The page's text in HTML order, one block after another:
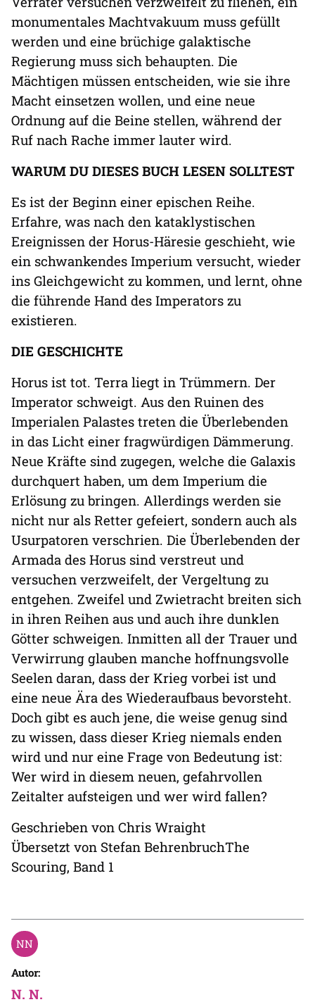
monumentales Machtvakuum muss gefüllt
werden und eine brüchige galaktische
Regierung muss sich behaupten. Die
Mächtigen müssen entscheiden, wie sie ihre
Macht einsetzen wollen, und eine neue
Ordnung auf die Beine stellen, während der
Ruf nach Rache immer lauter wird.
WARUM DU DIESES BUCH LESEN SOLLTEST
Es ist der Beginn einer epischen Reihe.
Erfahre, was nach den kataklystischen
Ereignissen der Horus-Häresie geschieht, wie
ein schwankendes Imperium versucht, wieder
ins Gleichgewicht zu kommen, und lernt, ohne
die führende Hand des Imperators zu
existieren.
DIE GESCHICHTE
Horus ist tot. Terra liegt in Trümmern. Der
Imperator schweigt. Aus den Ruinen des
Imperialen Palastes treten die Überlebenden
in das Licht einer fragwürdigen Dämmerung.
Neue Kräfte sind zugegen, welche die Galaxis
durchquert haben, um dem Imperium die
Erlösung zu bringen. Allerdings werden sie
nicht nur als Retter gefeiert, sondern auch als
Usurpatoren verschrien. Die Überlebenden der
Armada des Horus sind verstreut und
versuchen verzweifelt, der Vergeltung zu
entgehen. Zweifel und Zwietracht breiten sich
in ihren Reihen aus und auch ihre dunklen
Götter schweigen. Inmitten all der Trauer und
Verwirrung glauben manche hoffnungsvolle
Seelen daran, dass der Krieg vorbei ist und
eine neue Ära des Wiederaufbaus bevorsteht.
Doch gibt es auch jene, die weise genug sind
zu wissen, dass dieser Krieg niemals enden
wird und nur eine Frage von Bedeutung ist:
Wer wird in diesem neuen, gefahrvollen
Zeitalter aufsteigen und wer wird fallen?
Geschrieben von Chris Wraight
Übersetzt von Stefan BehrenbruchThe
Scouring, Band 1
Autor:
N. N.